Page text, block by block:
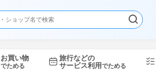
お買い物
でためる
旅行などの
サービス利用でためる